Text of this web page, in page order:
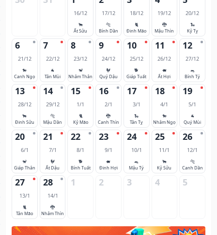
16/12
🐂
Ất Sửu
17/12
🐅
Bính Dần
18/12
🐈
Đinh Mão
19/12
🐉
Mậu Thìn
20/12
🐍
Kỷ Tỵ
6
21/12
🐎
Canh Ngọ
7
22/12
🐐
Tân Mùi
8
23/12
🐒
Nhâm Thân
9
24/12
🐓
Quý Dậu
10
25/12
🐕
Giáp Tuất
11
26/12
🐖
Ất Hợi
12
27/12
🐀
Bính Tý
13
28/12
🐂
Đinh Sửu
14
29/12
🐅
Mậu Dần
15
1/1
🐈
Kỷ Mão
16
2/1
🐉
Canh Thìn
17
3/1
🐍
Tân Tỵ
18
4/1
🐎
Nhâm Ngọ
19
5/1
🐐
Quý Mùi
20
6/1
🐒
Giáp Thân
21
7/1
🐓
Ất Dậu
22
8/1
🐕
Bính Tuất
23
9/1
🐖
Đinh Hợi
24
10/1
🐀
Mậu Tý
25
11/1
🐂
Kỷ Sửu
26
12/1
🐅
Canh Dần
27
13/1
🐈
Tân Mão
28
14/1
🐉
Nhâm Thìn
1 2 3 4 5